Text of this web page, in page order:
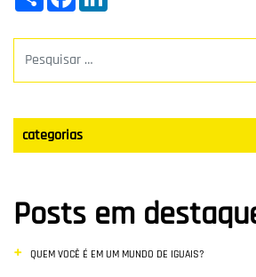
categorias
Blog
Vendas
Posts em
QUEM VOCÊ É EM UM MUNDO DE IGUAIS?